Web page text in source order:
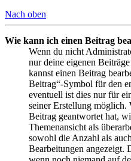
Nach oben
Wie kann ich einen Beitrag
Wenn du nicht
nur deine eigenen
kannst einen Beitrag
Beitrag“-Symbol für den
eventuell ist dies nur für
seiner Erstellung möglich.
Beitrag geantwortet hat,
Themenansicht als
sowohl die Anzahl als
Bearbeitungen angezeigt.